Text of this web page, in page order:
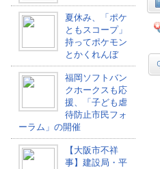
夏休み、「ポケ
ともスコープ」
持ってポケモン
とかくれんぼ
福岡ソフトバン
クホークスも応
援、「子ども虐
待防止市民フォ
ーラム」の開催
【大阪市不祥
事】建設局・平